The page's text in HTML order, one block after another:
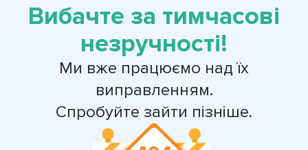
Вибачте за тимчасові
незручності!
Ми вже працюємо над їх
виправленням.
Спробуйте зайти пізніше.